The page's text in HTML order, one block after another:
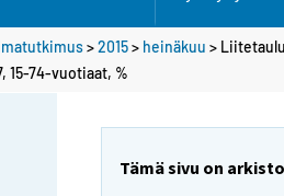
>2015> heinäkuu >
15-74-vuotiaat, %
Tämä sivu on